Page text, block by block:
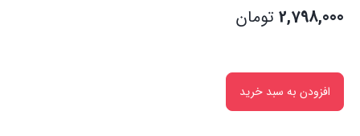
2,798,000 تومان
افزودن به سبد خرید